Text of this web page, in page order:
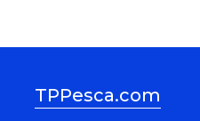
TPPesca.com